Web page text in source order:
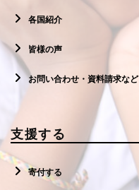
各国紹介
皆様の声
お問い合わせ・資料請求など
支援する
寄付する